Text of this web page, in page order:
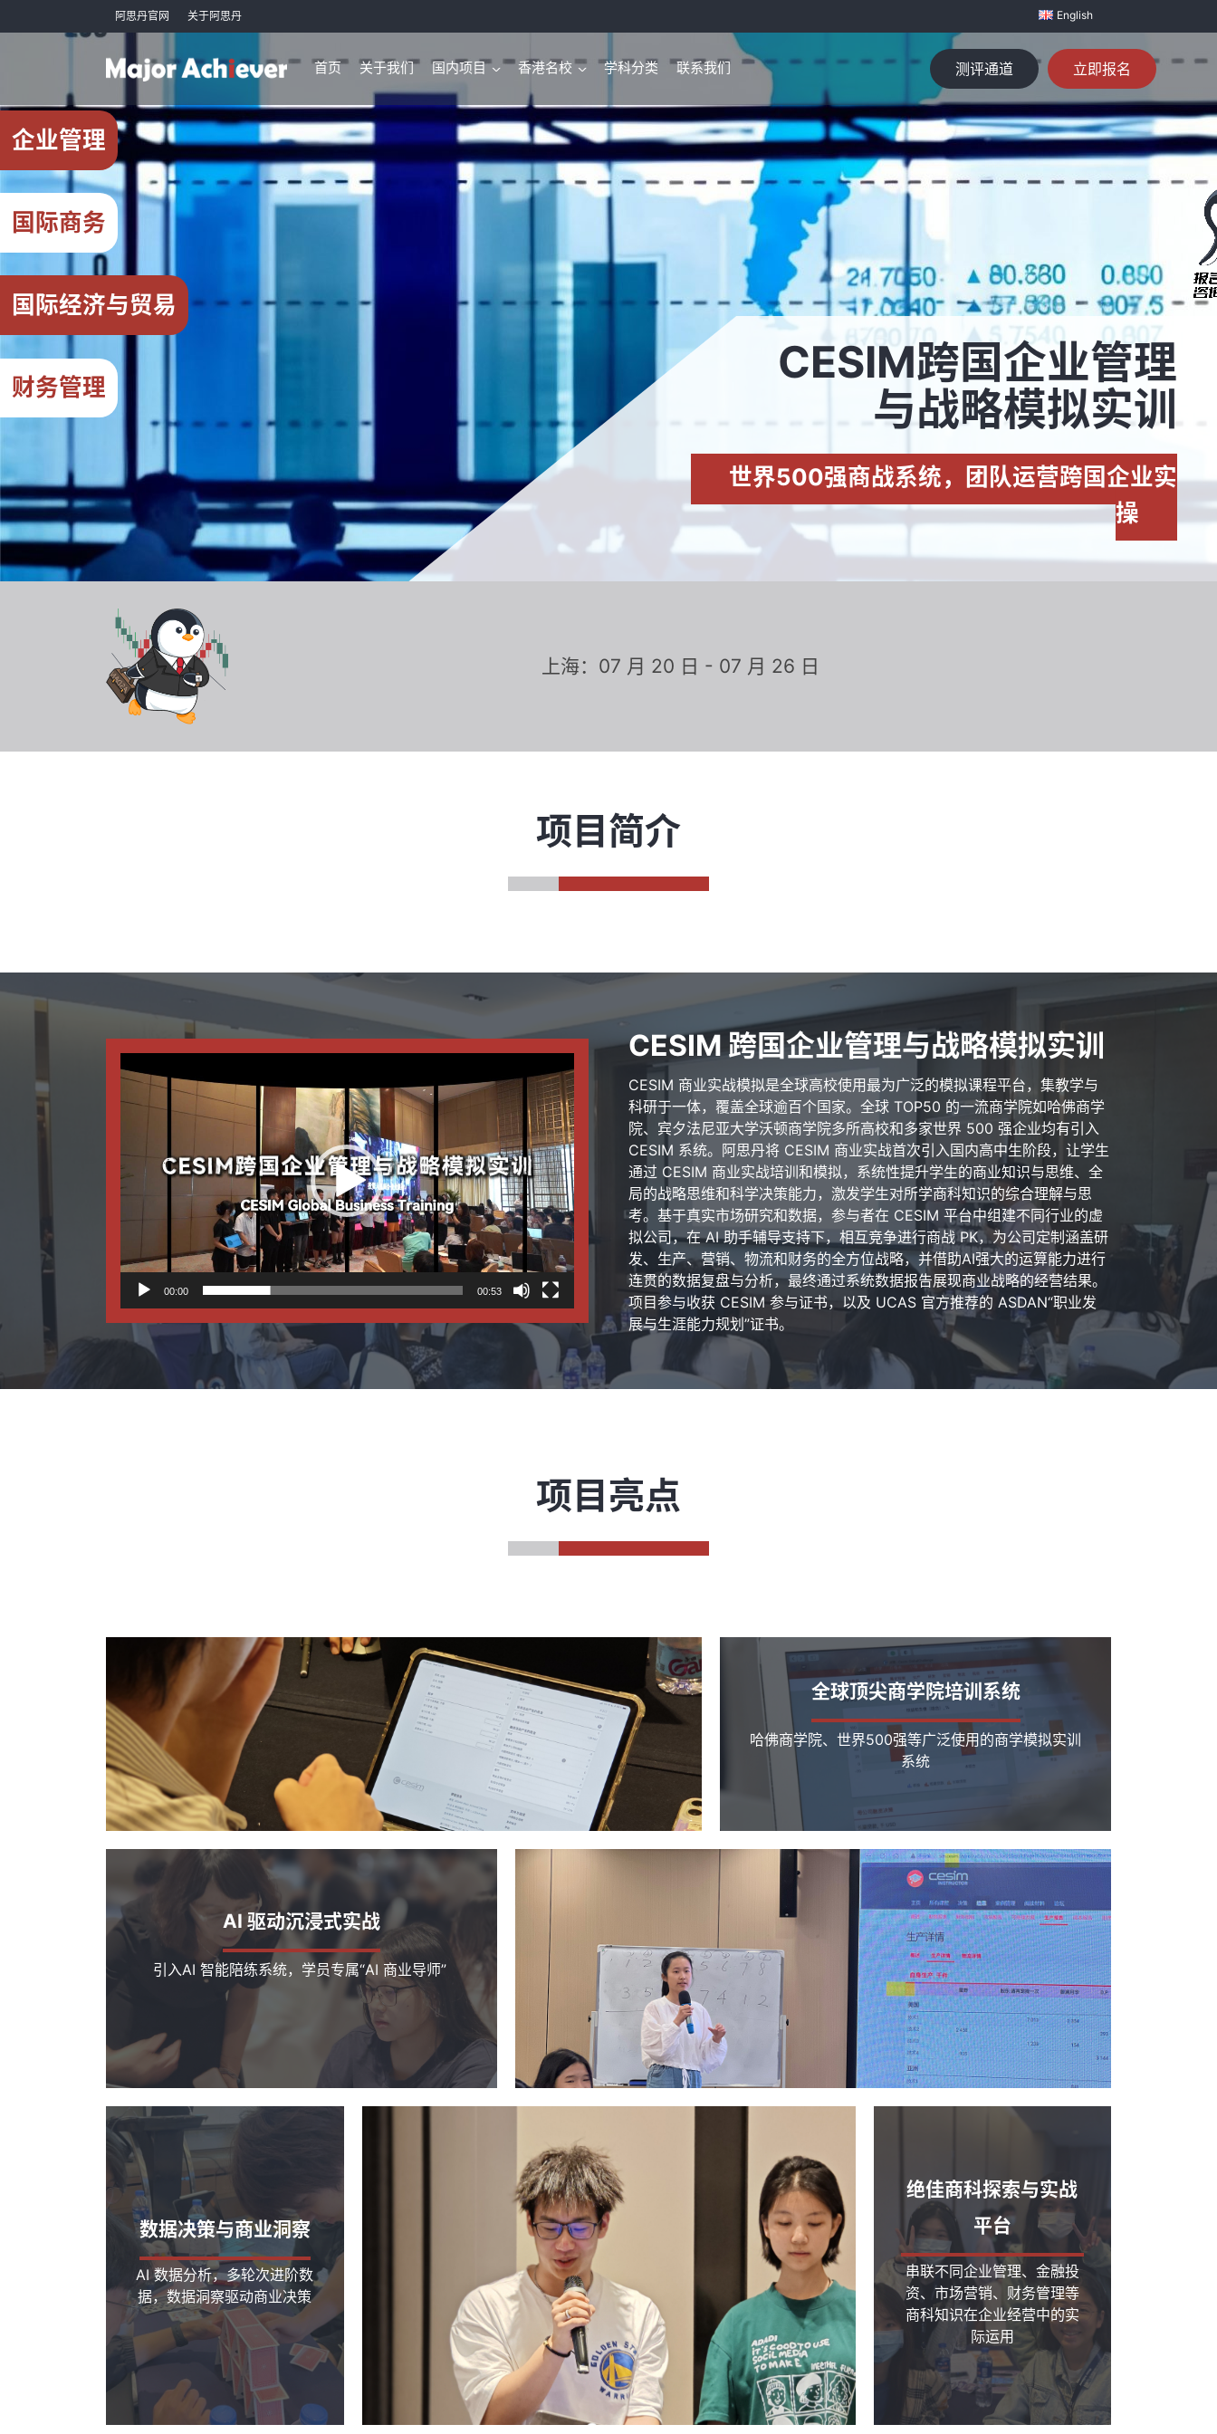
阿思丹官网 关于阿思丹 English
首页 关于我们 国内项目 > 香港名校 > 学科分类 联系我们 测评通道 立即报名
企业管理
国际商务
国际经济与贸易
财务管理
CESIM跨国企业管理
与战略模拟实训
世界500强商战系统，团队运营跨国企业实
操
上海：07 月 20 日 - 07 月 26 日
项目简介
频
播
00:00 00:53
CESIM 跨国企业管理与战略模拟实训
CESIM 商业实战模拟是全球高校使用最为广泛的模拟课程平台，集教学与
科研于一体，覆盖全球逾百个国家。全球 TOP50 的一流商学院如哈佛商学
院、宾夕法尼亚大学沃顿商学院多所高校和多家世界 500 强企业均有引入
CESIM 系统。阿思丹将 CESIM 商业实战首次引入国内高中生阶段，让学生
通过 CESIM 商业实战培训和模拟，系统性提升学生的商业知识与思维、全
局的战略思维和科学决策能力，激发学生对所学商科知识的综合理解与思
考。基于真实市场研究和数据，参与者在 CESIM 平台中组建不同行业的虚
拟公司，在 AI 助手辅导支持下，相互竞争进行商战 PK，为公司定制涵盖研
发、生产、营销、物流和财务的全方位战略，并借助AI强大的运算能力进行
连贯的数据复盘与分析，最终通过系统数据报告展现商业战略的经营结果。
项目参与收获 CESIM 参与证书，以及 UCAS 官方推荐的 ASDAN“职业发
展与生涯能力规划”证书。
项目亮点
全球顶尖商学院培训系统
哈佛商学院、世界500强等广泛使用的商学模拟实训
系统
AI 驱动沉浸式实战
引入AI 智能陪练系统，学员专属“AI 商业导师”
数据决策与商业洞察
AI 数据分析，多轮次进阶数
据，数据洞察驱动商业决策
绝佳商科探索与实战
平台
串联不同企业管理、金融投
资、市场营销、财务管理等
商科知识在企业经营中的实
际运用